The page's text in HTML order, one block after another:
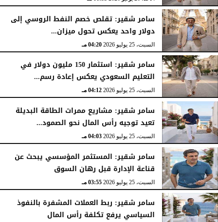
سامر شقير: تقلص خصم النفط الروسي إلى
دولار واحد يعكس تحول ميزان...
السبت، 25 يوليو 2026 04:20 مـ
سامر شقير: استثمار 150 مليون دولار في
التعليم السعودي يعكس إعادة رسم...
السبت، 25 يوليو 2026 04:12 مـ
سامر شقير: مشاريع ممرات الطاقة البديلة
تعيد توجيه رأس المال نحو الصمود...
السبت، 25 يوليو 2026 04:03 مـ
سامر شقير: المستثمر المؤسسي يبحث عن
قناعة الإدارة قبل رهان السوق
السبت، 25 يوليو 2026 03:55 مـ
سامر شقير: ربط العملات المشفرة بالنفوذ
السياسي يرفع تكلفة رأس المال